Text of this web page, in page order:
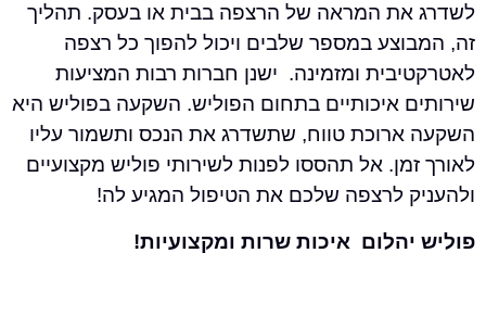
המראה של הרצפה בבית או בעסק. תהליך
במספר שלבים ויכול להפוך כל רצפה
ומזמינה. ישנן חברות רבות המציעות
איכותיים בתחום הפוליש. השקעה בפוליש היא
טווח, שתשדרג את הנכס ותשמור עליו
אל תהססו לפנות לשירותי פוליש מקצועיים
לרצפה שלכם את הטיפול המגיע לה!
איכות שרות ומקצועיות!